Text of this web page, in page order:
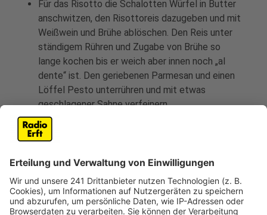
Für das Risotto die Schalotten Würfel in Butter
anschwitzen, den Risottoreis dazugeben und mit
Weißwein und Brühe ablöschen. Den Reis unter
ständigem Rühren und Zugabe von Brühe so
lange kochen bis er weich aber innen noch „al
dente“ ist. Den geriebenen Parmesan und einen
Löffel Pesto unterrühren und mit etwas
geschlagener Sahne verfeinern.
Kirschtomaten:
Mit Olivenöl, Salz und Thymian würzen und bei 180
Grad 10-13 Minuten backen.
Anzeige